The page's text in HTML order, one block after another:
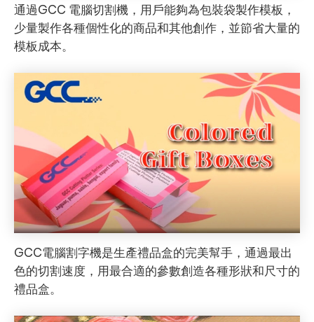
通過GCC 電腦切割機，用戶能夠為包裝袋製作模板，
少量製作各種個性化的商品和其他創作，並節省大量的
模板成本。
GCC電腦割字機是生產禮品盒的完美幫手，通過最出
色的切割速度，用最合適的參數創造各種形狀和尺寸的
禮品盒。